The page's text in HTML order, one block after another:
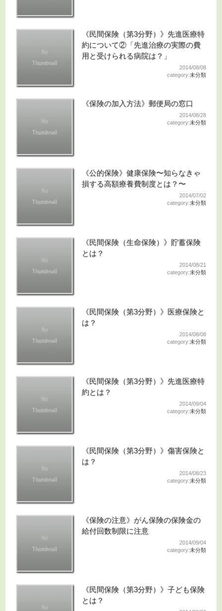
《民間保険（第3分野）》先進医療特
約について②「先進治療の実際の費
用と受けられる病院は？」
2014/08/08
category:未分類
《保険の加入方法》郵便局の窓口
2014/08/28
category:未分類
《公的保険》健康保険〜知らなきゃ
損する高額療養費制度とは？〜
2014/07/02
category:未分類
《民間保険（生命保険）》貯蓄保険
とは？
2014/08/21
category:未分類
《民間保険（第3分野）》医療保険と
は？
2014/08/08
category:未分類
《民間保険（第3分野）》先進医療特
約とは？
2014/09/04
category:未分類
《民間保険（第3分野）》傷害保険と
は？
2014/08/23
category:未分類
《保険の注意》がん保険の保険金の
給付回数制限に注意
2014/09/04
category:未分類
《民間保険（第3分野）》子ども保険
とは？